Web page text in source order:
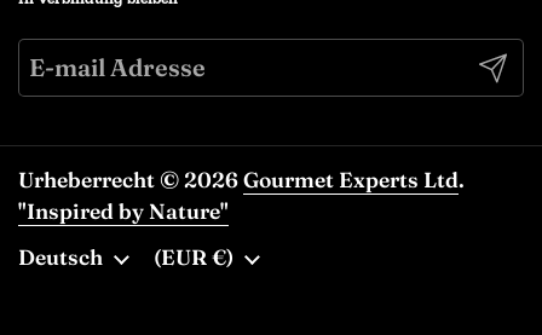
Urheberrecht © 2026Gourmet Experts Ltd.
"Inspired by Nature"
Sprache
Deutsch Land/Region
(EUR €)